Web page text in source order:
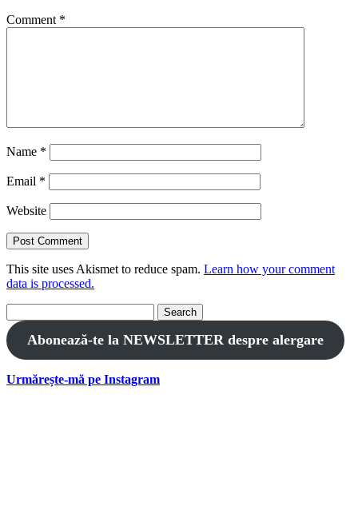
Comment *
Name *
Email *
Website
This site uses Akismet to reduce spam. Learn how your comment
data is processed.
for:
Abonează-te la NEWSLETTER despre alergare
Urmărește-mă pe Instagram